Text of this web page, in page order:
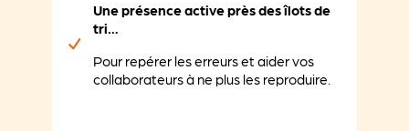
Une présence active près des îlots de
tri…
Pour repérer les erreurs et aider vos
collaborateurs à ne plus les reproduire.